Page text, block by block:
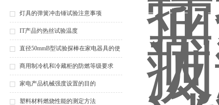
灯具的弹簧冲击锤试验注意事项
IT产品灼热丝试验温度
直径50mmB型试验探棒在家电器具的使
用
商用制冷机和冷藏柜的防燃等级要求
家电产品机械强度设置的目的
塑料材料燃烧性能的测定方法